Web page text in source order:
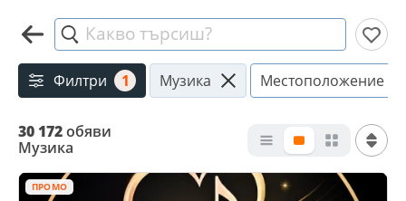
Какво търсиш?
Филтри 1 Музика Местоположение
30 172обяви
Музика
ПРОМО